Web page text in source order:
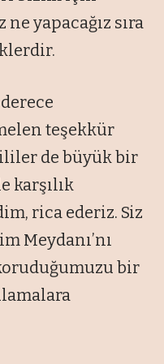
ne yapacağız sıra
teşekkür
de büyük bir
karşılık
rica ederiz. Siz
Meydanı’nı
bir